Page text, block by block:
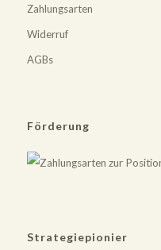
Zahlungsarten
Widerruf
AGBs
Förderung
Strategiepionier